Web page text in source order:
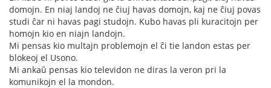
domojn. En niaj landoj ne ĉiuj havas domojn, kaj ne ĉiuj povas
studi ĉar ni havas pagi studojn. Kubo havas pli kuracitojn per
homojn kio en niajn landojn.
Mi pensas kio multajn problemojn el ĉi tie landon estas per
blokeoj el Usono.
Mi ankaŭ pensas kio televidon ne diras la veron pri la
komunikojn el la mondon.